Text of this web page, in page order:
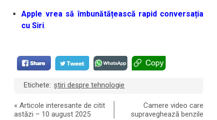
Apple vrea să îmbunătățească rapid conversația
cu Siri.
Etichete: știri despre tehnologie
«Articole interesante de citit
astăzi – 10 august 2025
Camere video care
supraveghează benzile